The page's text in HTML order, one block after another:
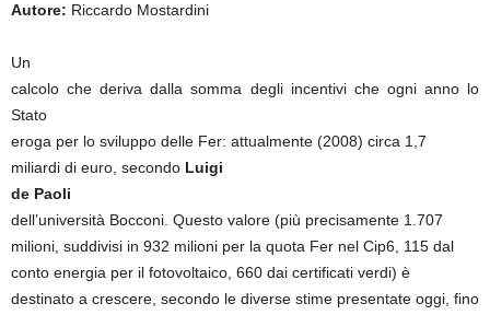
Autore: Riccardo Mostardini
Un
calcolo che deriva dalla somma degli incentivi che ogni anno lo
Stato
eroga per lo sviluppo delle Fer: attualmente (2008) circa 1,7
miliardi di euro, secondo Luigi
de Paoli
dell’università Bocconi. Questo valore (più precisamente 1.707
milioni, suddivisi in 932 milioni per la quota Fer nel Cip6, 115 dal
conto energia per il fotovoltaico, 660 dai certificati verdi) è
destinato a crescere, secondo le diverse stime presentate oggi, fino